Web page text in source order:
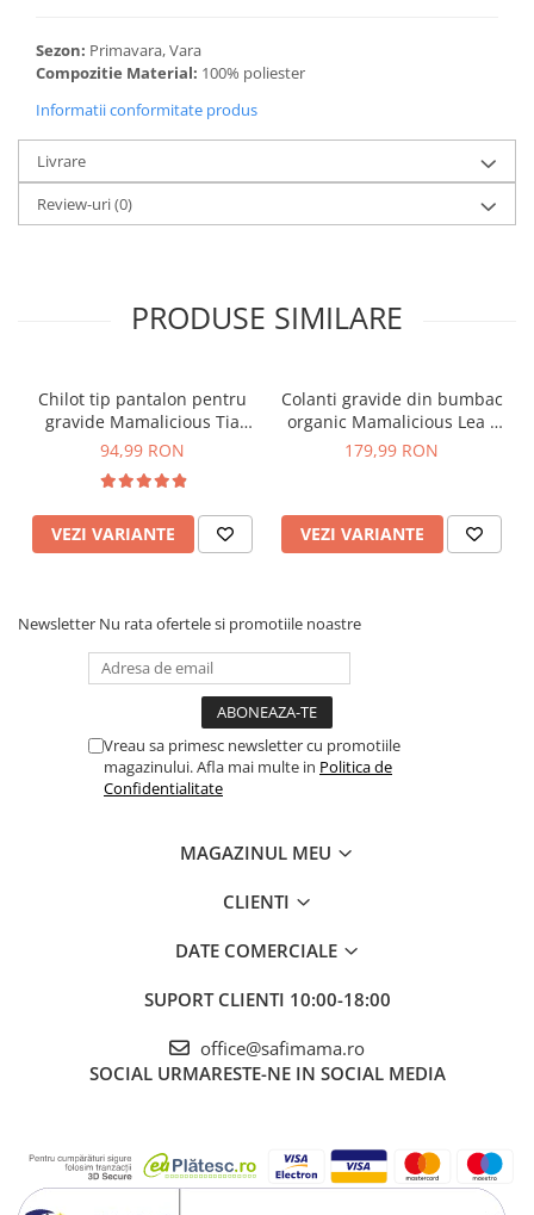
Sezon: Primavara, Vara
Compozitie Material: 100% poliester
Informatii conformitate produs
Livrare
Review-uri(0)
PRODUSE SIMILARE
Chilot tip pantalon pentru
gravide Mamalicious Tia
crem
94,99 RON
VEZI VARIANTE
Colanti gravide din bumbac
organic Mamalicious Lea -
set 2 bucati
179,99 RON
VEZI VARIANTE
Newsletter Nu rata ofertele si promotiile noastre
Vreau sa primesc newsletter cu promotiile
magazinului. Afla mai multe in Politica de
Confidentialitate
MAGAZINUL MEU
CLIENTI
DATE COMERCIALE
SUPORT CLIENTI 10:00-18:00
office@safimama.ro
SOCIAL URMARESTE-NE IN SOCIAL MEDIA